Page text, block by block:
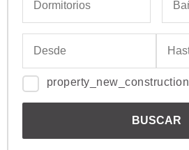
property_new_construction